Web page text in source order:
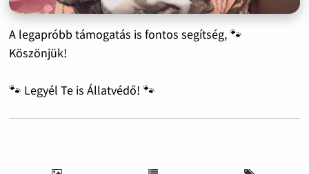
A legapróbb támogatás is fontos segítség, 🐾
Köszönjük!
🐾 Legyél Te is Állatvédő! 🐾